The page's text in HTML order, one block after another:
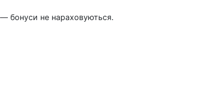
бонуси не нараховуються.